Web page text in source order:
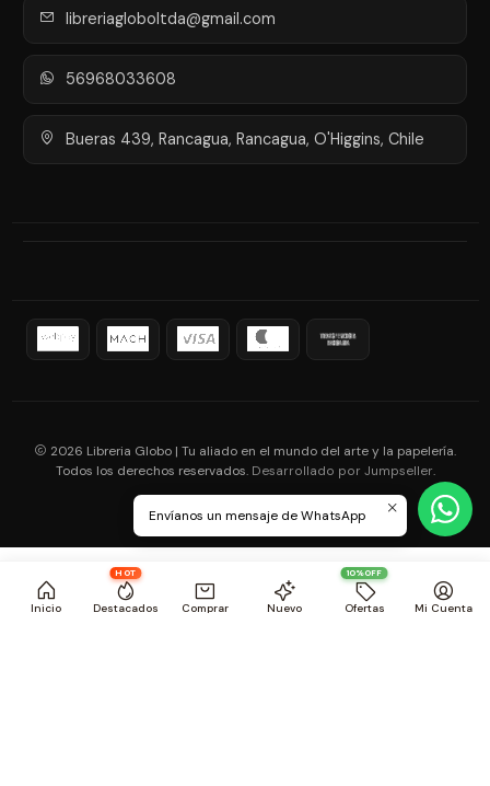
Inicio
HOT
Destacados Comprar Nuevo
10%OFF
Ofertas Mi Cuenta
libreriagloboltda@gmail.com
56968033608
Bueras 439, Rancagua, Rancagua, O'Higgins, Chile
2026 Libreria Globo | Tu aliado en el mundo del arte y la papelería.
Todos los derechos reservados. Desarrollado por Jumpseller.
Envíanos un mensaje de WhatsApp